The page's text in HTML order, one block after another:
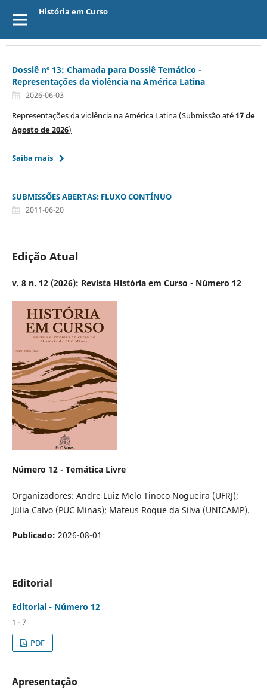
História em Curso
Dossiê nº 13: Chamada para Dossiê Temático -
Representações da violência na América Latina
2026-06-03
Representações da violência na América Latina (Submissão até17 de
Agosto de 2026)
Saiba mais
SUBMISSÕES ABERTAS: FLUXO CONTÍNUO
2011-06-20
Edição Atual
v. 8 n. 12 (2026): Revista História em Curso - Número 12
Número 12 - Temática Livre
Organizadores: Andre Luiz Melo Tinoco Nogueira (UFRJ);
Júlia Calvo (PUC Minas); Mateus Roque da Silva (UNICAMP).
Publicado: 2026-08-01
Editorial
Editorial - Número 12
1 - 7
PDF
Apresentação